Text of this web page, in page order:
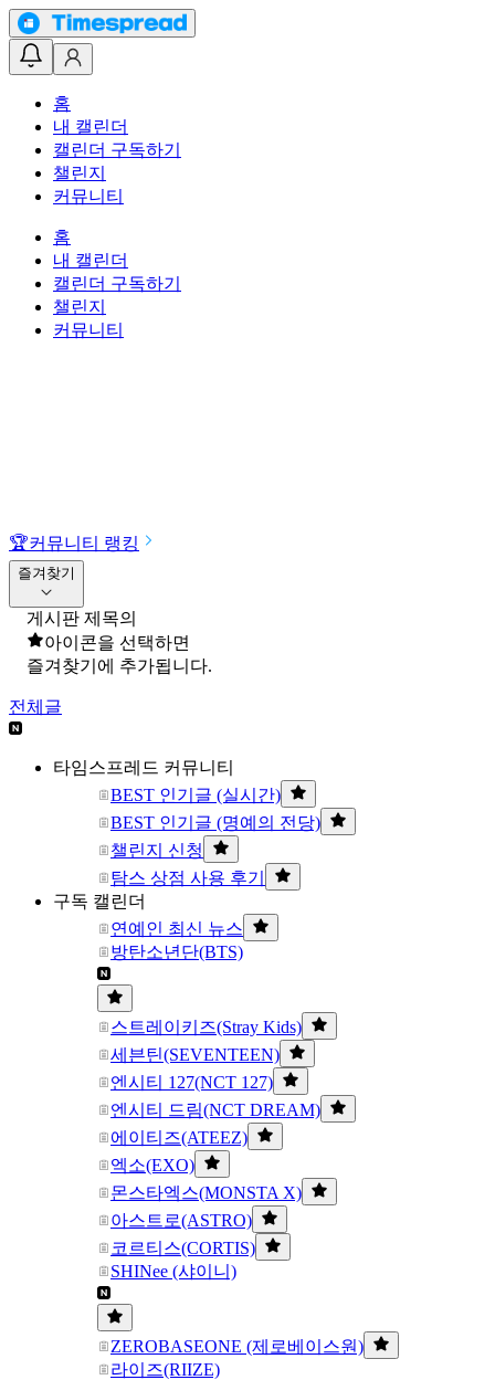
홈
내 캘린더
캘린더 구독하기
챌린지
커뮤니티
홈
내 캘린더
캘린더 구독하기
챌린지
커뮤니티
🏆커뮤니티 랭킹
즐겨찾기
게시판 제목의
아이콘을 선택하면
즐겨찾기에 추가됩니다.
전체글
타임스프레드 커뮤니티
BEST 인기글 (실시간)
BEST 인기글 (명예의 전당)
챌린지 신청
탐스 상점 사용 후기
구독 캘린더
연예인 최신 뉴스
방탄소년단(BTS)
스트레이키즈(Stray Kids)
세븐틴(SEVENTEEN)
엔시티 127(NCT 127)
엔시티 드림(NCT DREAM)
에이티즈(ATEEZ)
엑소(EXO)
몬스타엑스(MONSTA X)
아스트로(ASTRO)
코르티스(CORTIS)
SHINee (샤이니)
ZEROBASEONE (제로베이스원)
라이즈(RIIZE)